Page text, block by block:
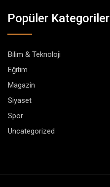
Popüler Kategoriler
Bilim & Teknoloji
Eğitim
Magazin
Siyaset
Spor
Uncategorized